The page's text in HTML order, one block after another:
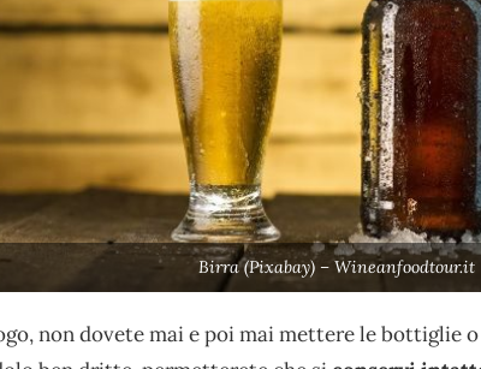
Birra (Pixabay) – Wineanfoodtour.it
non dovete mai e poi mai mettere le bottiglie